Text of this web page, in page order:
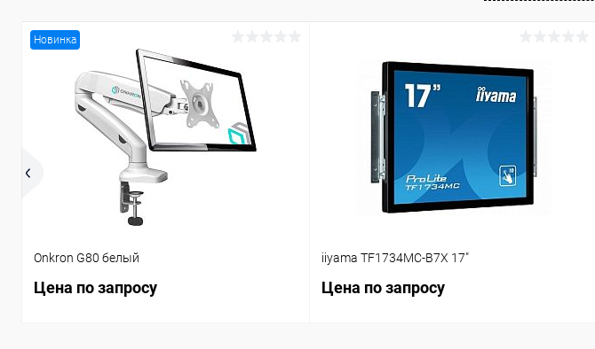
Новинка
Onkron G80 белый
Цена по запросу
iiyama TF1734MC-B7X 17"
Цена по запросу